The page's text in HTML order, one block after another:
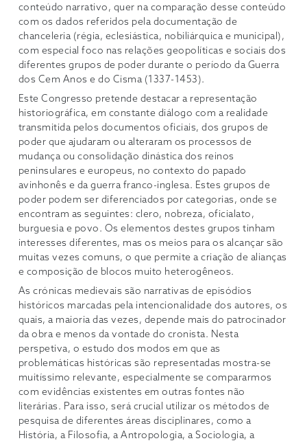
conteúdo narrativo, quer na comparação desse conteúdo
com os dados referidos pela documentação de
chanceleria (régia, eclesiástica, nobiliárquica e municipal),
com especial foco nas relações geopolíticas e sociais dos
diferentes grupos de poder durante o período da Guerra
dos Cem Anos e do Cisma (1337-1453).
Este Congresso pretende destacar a representação
historiográfica, em constante diálogo com a realidade
transmitida pelos documentos oficiais, dos grupos de
poder que ajudaram ou alteraram os processos de
mudança ou consolidação dinástica dos reinos
peninsulares e europeus, no contexto do papado
avinhonês e da guerra franco-inglesa. Estes grupos de
poder podem ser diferenciados por categorias, onde se
encontram as seguintes: clero, nobreza, oficialato,
burguesia e povo. Os elementos destes grupos tinham
interesses diferentes, mas os meios para os alcançar são
muitas vezes comuns, o que permite a criação de alianças
e composição de blocos muito heterogêneos.
As crónicas medievais são narrativas de episódios
históricos marcadas pela intencionalidade dos autores, os
quais, a maioria das vezes, depende mais do patrocinador
da obra e menos da vontade do cronista. Nesta
perspetiva, o estudo dos modos em que as
problemáticas históricas são representadas mostra-se
muitíssimo relevante, especialmente se compararmos
com evidências existentes em outras fontes não
literárias. Para isso, será crucial utilizar os métodos de
pesquisa de diferentes áreas disciplinares, como a
História, a Filosofia, a Antropologia, a Sociologia, a